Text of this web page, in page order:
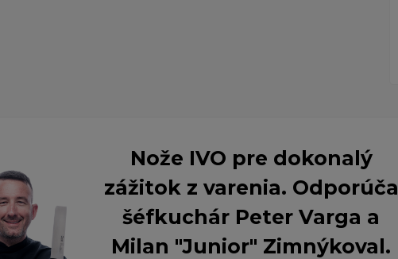
Nože IVO pre dokonalý
zážitok z varenia. Odporúča
šéfkuchár Peter Varga a
Milan "Junior" Zimnýkoval.